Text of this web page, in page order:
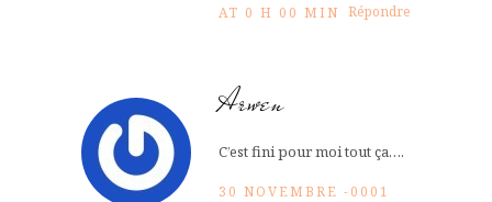
AT 0 H 00 MIN Répondre
Arwen
C’est fini pour moi tout ça….
30 NOVEMBRE -0001